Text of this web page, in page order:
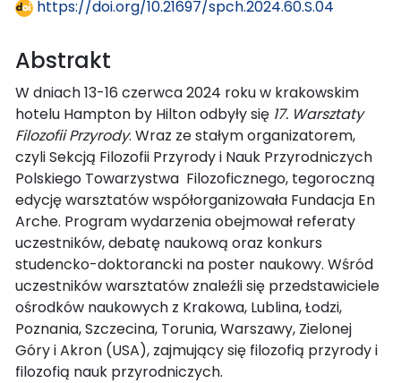
https://doi.org/10.21697/spch.2024.60.S.04
Abstrakt
W dniach 13-16 czerwca 2024 roku w krakowskim
hotelu Hampton by Hilton odbyły się 17. Warsztaty
Filozofii Przyrody. Wraz ze stałym organizatorem,
czyli Sekcją Filozofii Przyrody i Nauk Przyrodniczych
Polskiego Towarzystwa Filozoficznego, tegoroczną
edycję warsztatów współorganizowała Fundacja En
Arche. Program wydarzenia obejmował referaty
uczestników, debatę naukową oraz konkurs
studencko-doktorancki na poster naukowy. Wśród
uczestników warsztatów znaleźli się przedstawiciele
ośrodków naukowych z Krakowa, Lublina, Łodzi,
Poznania, Szczecina, Torunia, Warszawy, Zielonej
Góry i Akron (USA), zajmujący się filozofią przyrody i
filozofią nauk przyrodniczych.